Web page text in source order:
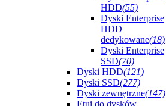
HDD(55)
Dyski Enterprise
HDD
dedykowane(18)
Dyski Enterprise
SSD(70)
Dyski HDD(121)
Dyski SSD(277)
Dyski zewnętrzne(147)
Etui do dysków